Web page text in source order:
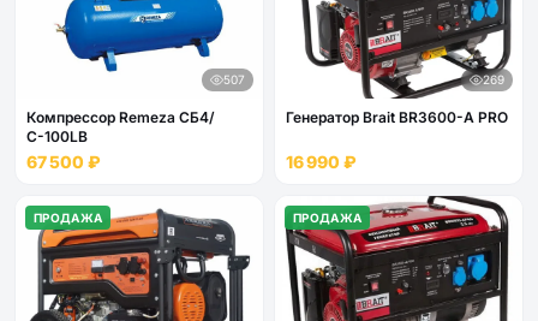
507
Компрессор Remeza СБ4/
С-100LB
67 500 ₽
269
Генератор Brait BR3600-A PRO
16 990 ₽
ПРОДАЖА ПРОДАЖА